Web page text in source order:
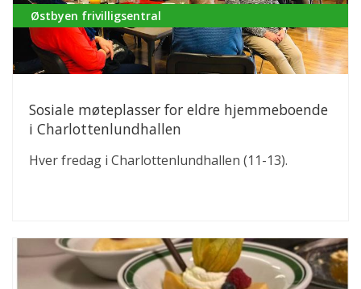
Østbyen frivilligsentral
Sosiale møteplasser for eldre hjemmeboende
i Charlottenlundhallen
Hver fredag i Charlottenlundhallen (11-13).